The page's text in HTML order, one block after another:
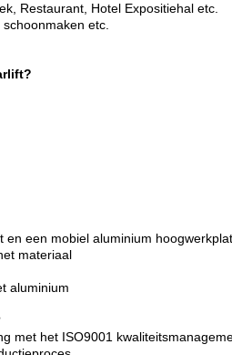
Restaurant, Hotel Expositiehal etc.
etc.
en een mobiel aluminium
materiaal
aluminium
met het ISO9001